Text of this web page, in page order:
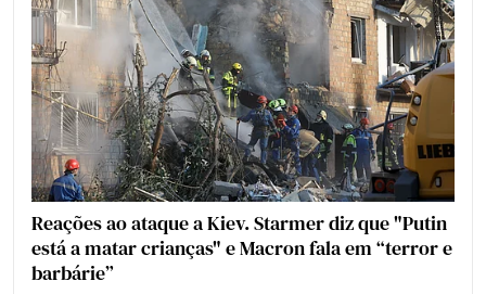
Reações ao ataque a Kiev. Starmer diz que "Putin
está a matar crianças" e Macron fala em “terror e
barbárie”